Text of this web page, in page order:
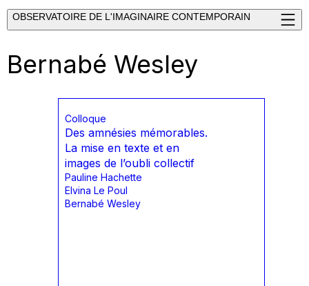
OBSERVATOIRE DE L'IMAGINAIRE CONTEMPORAIN
Bernabé Wesley
Colloque
Des amnésies mémorables.
La mise en texte et en
images de l’oubli collectif
Pauline Hachette
Elvina Le Poul
Bernabé Wesley